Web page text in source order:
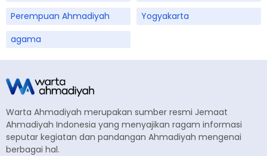
Perempuan Ahmadiyah
Yogyakarta
agama
Warta Ahmadiyah merupakan sumber resmi Jemaat
Ahmadiyah Indonesia yang menyajikan ragam informasi
seputar kegiatan dan pandangan Ahmadiyah mengenai
berbagai hal.